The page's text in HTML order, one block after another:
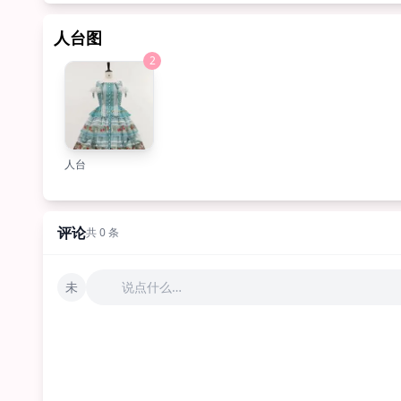
人台图
2
人台
评论共 0 条
未 说点什么…